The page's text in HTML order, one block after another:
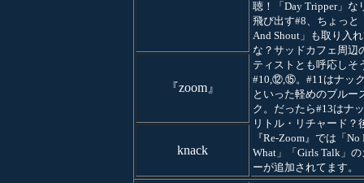
聴！「Day Tripper」な
飛び出す#8、ちょっと
And Shout」も取り入
な？サッドカフェ周辺
ティストとも呼応しそ
#10,⑫,⑮。#11はナッ
といった軽めのブルー
ク。だったら#13はナ
リトル・リチャード？
『Re-Zoom』では「No
What」「Girls Talk」
ーが追加されてます。
『zoom』
knack